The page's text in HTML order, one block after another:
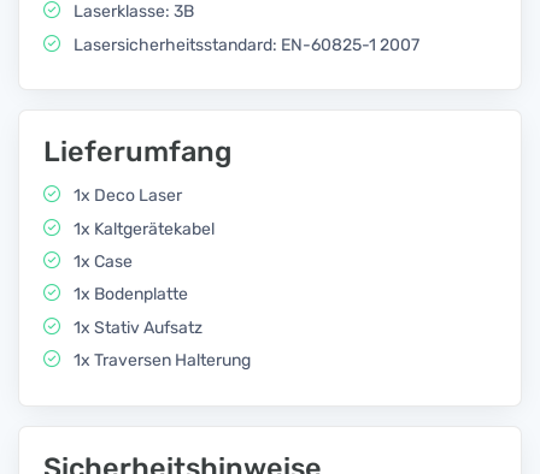
Laserklasse: 3B
Lasersicherheitsstandard: EN-60825-1 2007
Lieferumfang
1x Deco Laser
1x Kaltgerätekabel
1x Case
1x Bodenplatte
1x Stativ Aufsatz
1x Traversen Halterung